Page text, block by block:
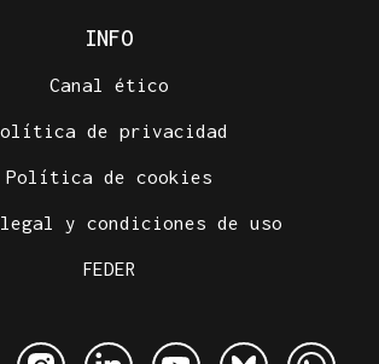
INFO
Canal ético
de privacidad
Política de cookies
y condiciones de uso
FEDER